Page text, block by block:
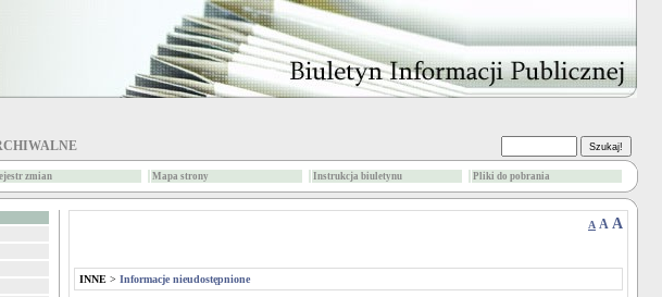
zmian Mapa strony Instrukcja biuletynu Pliki do pobrania
A A A
INNE > Informacje nieudostępnione